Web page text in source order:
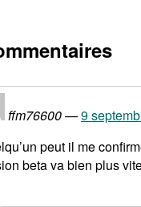
ffm76600
9
peut il me
beta va bien plus